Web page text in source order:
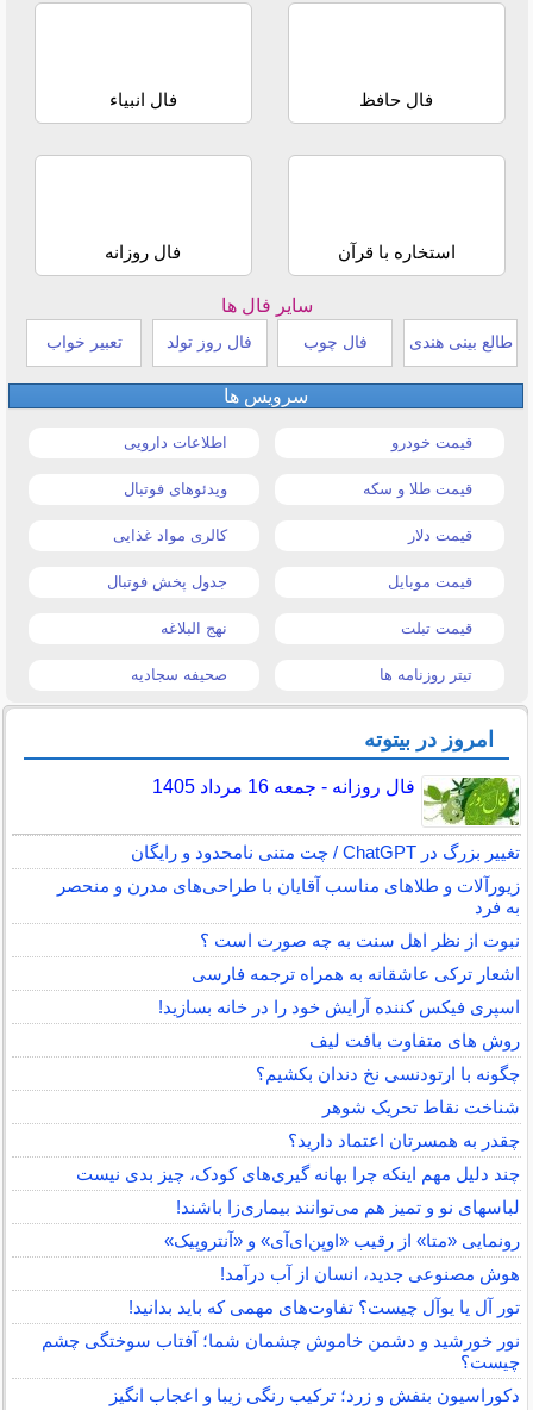
فال حافظ فال انبیاء
استخاره با قرآن فال روزانه
سایر فال ها
طالع بینی هندی فال چوب فال روز تولد تعبیر خواب
سرویس ها
قیمت خودرو اطلاعات دارویی
قیمت طلا و سکه ویدئوهای فوتبال
قیمت دلار کالری مواد غذایی
قیمت موبایل جدول پخش فوتبال
قیمت تبلت نهج البلاغه
تیتر روزنامه ها صحیفه سجادیه
امروز در بیتوته
فال روزانه - جمعه 16 مرداد 1405
تغییر بزرگ در ChatGPT / چت متنی نامحدود و رایگان
زیورآلات و طلاهای مناسب آقایان با طراحی‌های مدرن و منحصر
به فرد
نبوت از نظر اهل سنت به چه صورت است ؟
اشعار ترکی عاشقانه به همراه ترجمه فارسی
اسپری فیکس کننده آرایش خود را در خانه بسازید!
روش های متفاوت بافت لیف
چگونه با ارتودنسی نخ دندان بکشیم؟
شناخت نقاط تحریک شوهر
چقدر به همسرتان اعتماد دارید؟
چند دلیل مهم اینکه چرا بهانه گیری‌های کودک، چیز بدی نیست
لباس‎های نو و تمیز هم می‌توانند بیماری‌زا باشند!
رونمایی «متا» از رقیب «اوپن‌ای‌آی» و «آنتروپیک»
هوش مصنوعی جدید، انسان از آب درآمد!
تور آل یا یوآل چیست؟ تفاوت‌های مهمی که باید بدانید!
نور خورشید و دشمن خاموش چشمان شما؛ آفتاب سوختگی چشم
چیست؟
دکوراسیون بنفش و زرد؛ ترکیب رنگی زیبا و اعجاب انگیز